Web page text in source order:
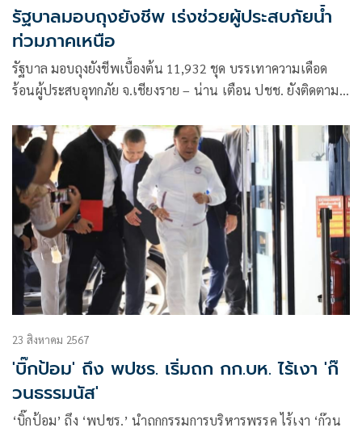
รัฐบาลมอบถุงยังชีพ เร่งช่วยผู้ประสบภัยน้ำ
ท่วมภาคเหนือ
รัฐบาล มอบถุงยังชีพเบื้องต้น 11,932 ชุด บรรเทาความเดือด
ร้อนผู้ประสบอุทกภัย จ.เชียงราย – น่าน เตือน ปชช. ยังติดตาม
23 สิงหาคม 2567
'บิ๊กป้อม' ถึง พปชร. เริ่มถก กก.บห. ไร้เงา 'ก๊
วนธรรมนัส'
‘บิ๊กป้อม’ ถึง ‘พปชร.’ นำถกกรรมการบริหารพรรค ไร้เงา ‘ก๊วน